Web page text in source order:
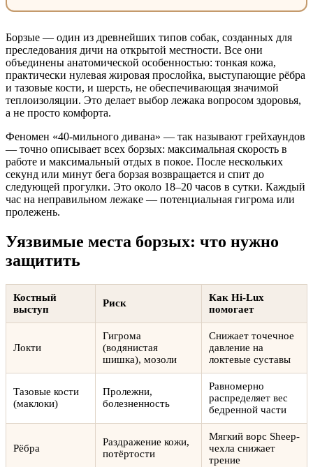
Борзые — один из древнейших типов собак, созданных для
преследования дичи на открытой местности. Все они
объединены анатомической особенностью: тонкая кожа,
практически нулевая жировая прослойка, выступающие рёбра
и тазовые кости, и шерсть, не обеспечивающая значимой
теплоизоляции. Это делает выбор лежака вопросом здоровья,
а не просто комфорта.
Феномен «40-мильного дивана» — так называют грейхаундов
— точно описывает всех борзых: максимальная скорость в
работе и максимальный отдых в покое. После нескольких
секунд или минут бега борзая возвращается и спит до
следующей прогулки. Это около 18–20 часов в сутки. Каждый
час на неправильном лежаке — потенциальная гигрома или
пролежень.
Уязвимые места борзых: что нужно
защитить
Костный
выступ
Риск
Как Hi-Lux
помогает
Локти
Гигрома
(водянистая
шишка), мозоли
Снижает точечное
давление на
локтевые суставы
Тазовые кости
(маклоки)
Пролежни,
болезненность
Равномерно
распределяет вес
бедренной части
Рёбра
Раздражение кожи,
потёртости
Мягкий ворс Sheep-
чехла снижает
трение